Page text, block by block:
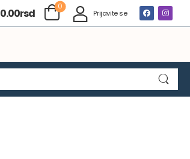
0.00rsd
0
Prijavite se